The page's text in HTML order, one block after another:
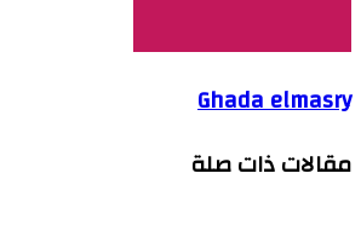
Ghada elmasry
مقالات ذات صلة